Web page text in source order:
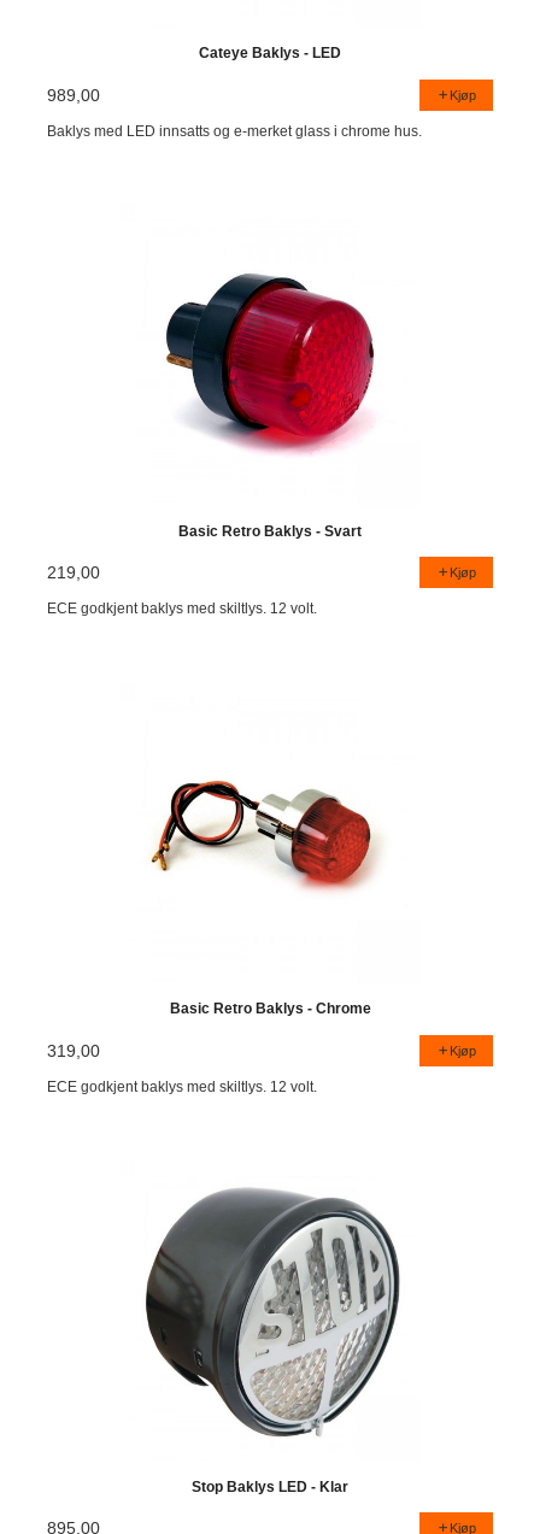
Cateye Baklys - LED
989,00 Kjøp
Baklys med LED innsatts og e-merket glass i chrome hus.
Basic Retro Baklys - Svart
219,00 Kjøp
ECE godkjent baklys med skiltlys. 12 volt.
Basic Retro Baklys - Chrome
319,00 Kjøp
ECE godkjent baklys med skiltlys. 12 volt.
Stop Baklys LED - Klar
895,00 Kjøp